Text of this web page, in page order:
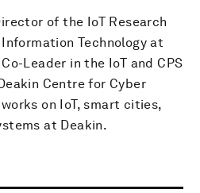
of the IoT Research
Technology at
Leader in the IoT and CPS
Centre for Cyber
on IoT, smart cities,
at Deakin.